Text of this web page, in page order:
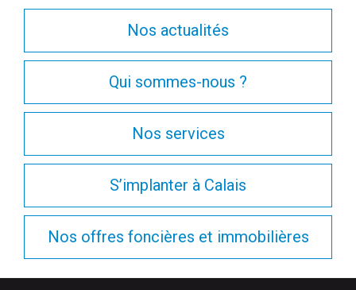
Nos actualités
Qui sommes-nous ?
Nos services
S’implanter à Calais
Nos offres foncières et immobilières